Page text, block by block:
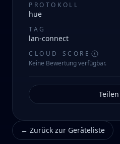
PROTOKOLL
hue
TAG
lan-connect
CLOUD-SCORE
Keine Bewertung verfügbar.
Teilen
← Zurück zur Geräteliste